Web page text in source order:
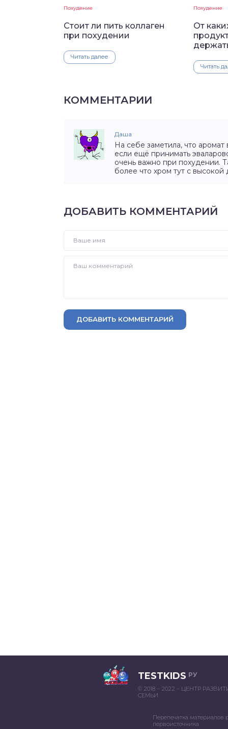
Похудение
Стоит ли пить коллаген
при похудении
Читать далее
Похудение
От
Читать
КОММЕНТАРИИ
Даша
На себе заметила, что аромат
если ещё принимать
очень важно при похудении.
более что хром тут с высокой
ДОБАВИТЬ КОММЕНТАРИЙ
ДОБАВИТЬ КОММЕНТАРИЙ
TESTKIDS РУ
© 2018 – 2022 – ЦЕНТР
СЕМЬИ
Перепечатка материалов
первоисточника